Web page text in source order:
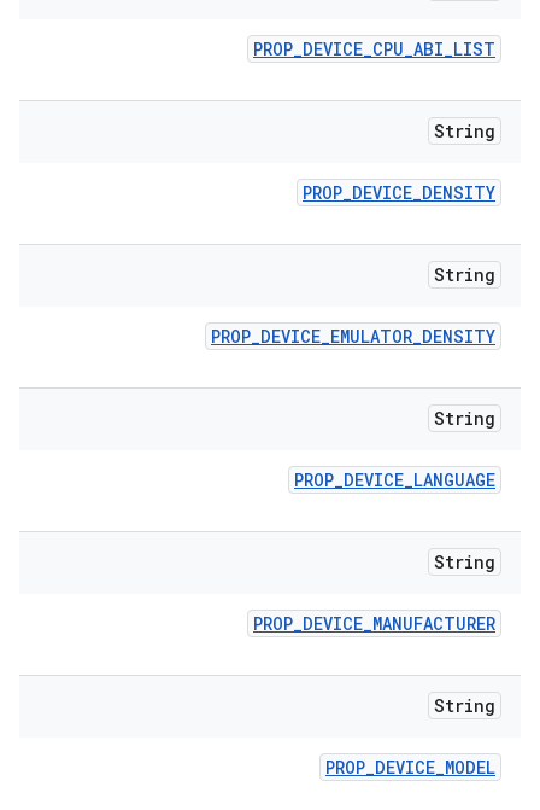
PROP_DEVICE_CPU_ABI_LIST
String
PROP_DEVICE_DENSITY
String
PROP_DEVICE_EMULATOR_DENSITY
String
PROP_DEVICE_LANGUAGE
String
PROP_DEVICE_MANUFACTURER
String
PROP_DEVICE_MODEL